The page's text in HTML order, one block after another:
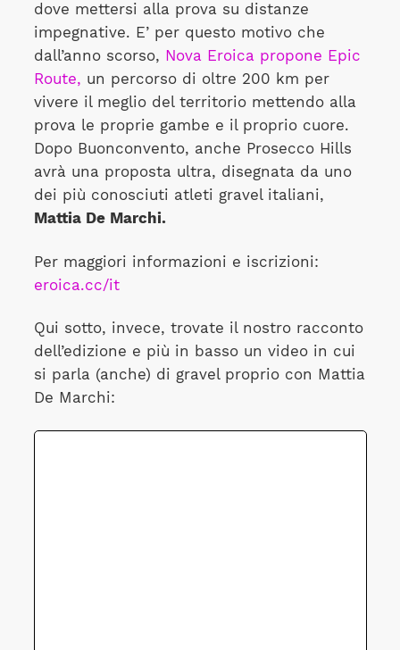
dove mettersi alla prova su distanze
impegnative. E’ per questo motivo che
dall’anno scorso, Nova Eroica propone Epic
Route, un percorso di oltre 200 km per
vivere il meglio del territorio mettendo alla
prova le proprie gambe e il proprio cuore.
Dopo Buonconvento, anche Prosecco Hills
avrà una proposta ultra, disegnata da uno
dei più conosciuti atleti gravel italiani,
Mattia De Marchi.
Per maggiori informazioni e iscrizioni:
eroica.cc/it
Qui sotto, invece, trovate il nostro racconto
dell’edizione e più in basso un video in cui
si parla (anche) di gravel proprio con Mattia
De Marchi: